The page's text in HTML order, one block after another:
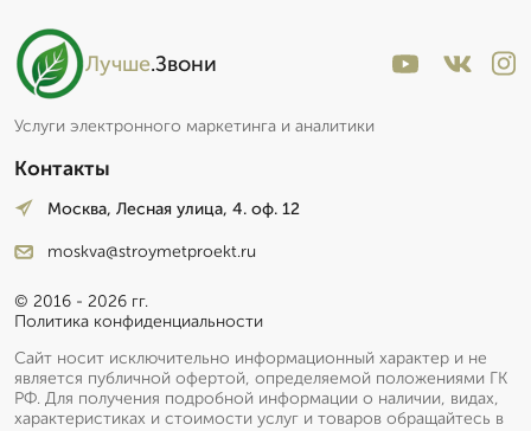
Лучше.Звони
Услуги электронного маркетинга и аналитики
Контакты
Москва, Лесная улица, 4. оф. 12
moskva@stroymetproekt.ru
© 2016 - 2026 гг.
Политика конфиденциальности
Сайт носит исключительно информационный характер и не
является публичной офертой, определяемой положениями ГК
РФ. Для получения подробной информации о наличии, видах,
характеристиках и стоимости услуг и товаров обращайтесь в